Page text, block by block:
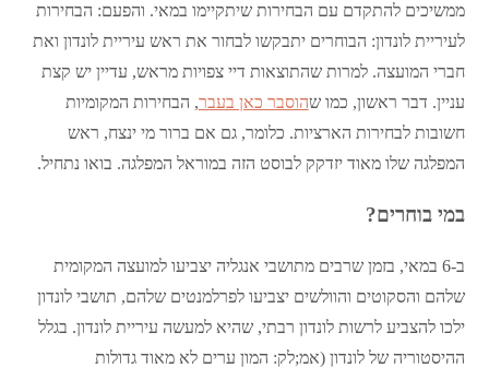
ממשיכים להתקדם עם הבחירות שיתקיימו במאי. והפעם: הבחירות
לעיריית לונדון: הבוחרים יתבקשו לבחור את ראש עיריית לונדון ואת
חברי המועצה. למרות שהתוצאות דיי צפויות מראש, עדיין יש קצת
עניין. דבר ראשון, כמו שהוסבר כאן בעבר, הבחירות המקומיות
חשובות לבחירות הארציות. כלומר, גם אם ברור מי ינצח, ראש
המפלגה שלו מאוד יזדקק לבוסט הזה במוראל המפלגה. בואו נתחיל.
במי בוחרים?
ב-6 במאי, בזמן שרבים מתושבי אנגליה יצביעו למועצה המקומית
שלהם והסקוטים והוולשים יצביעו לפרלמנטים שלהם, תושבי לונדון
ילכו להצביע לרשות לונדון רבתי, שהיא למעשה עיריית לונדון. בגלל
ההיסטוריה של לונדון (אמ;לק: המון ערים לא מאוד גדולות